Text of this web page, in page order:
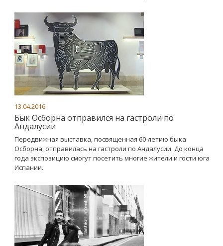
13.04.2016
Бык Осборна отправился на гастроли по
Андалусии
Передвижная выставка, посвященная 60-летию быка
Осборна, отправилась на гастроли по Андалусии. До конца
года экспозицию смогут посетить многие жители и гости юга
Испании.